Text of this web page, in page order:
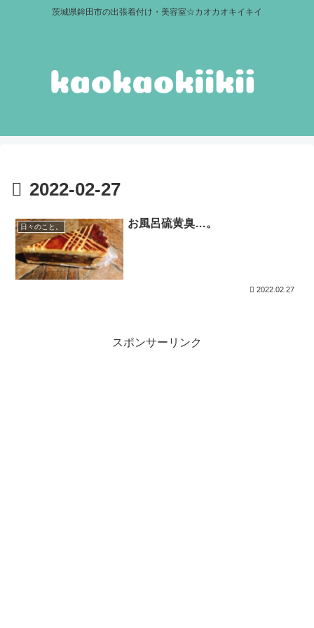
茨城県鉾田市の出張着付け・美容室☆カオカオキイキイ
2022-02-27
日々のこと。 お風呂硫黄臭…。
2022.02.27
スポンサーリンク